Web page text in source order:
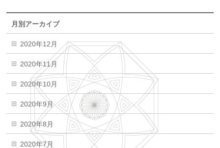
月別アーカイブ
2020年12月
2020年11月
2020年10月
2020年9月
2020年8月
2020年7月